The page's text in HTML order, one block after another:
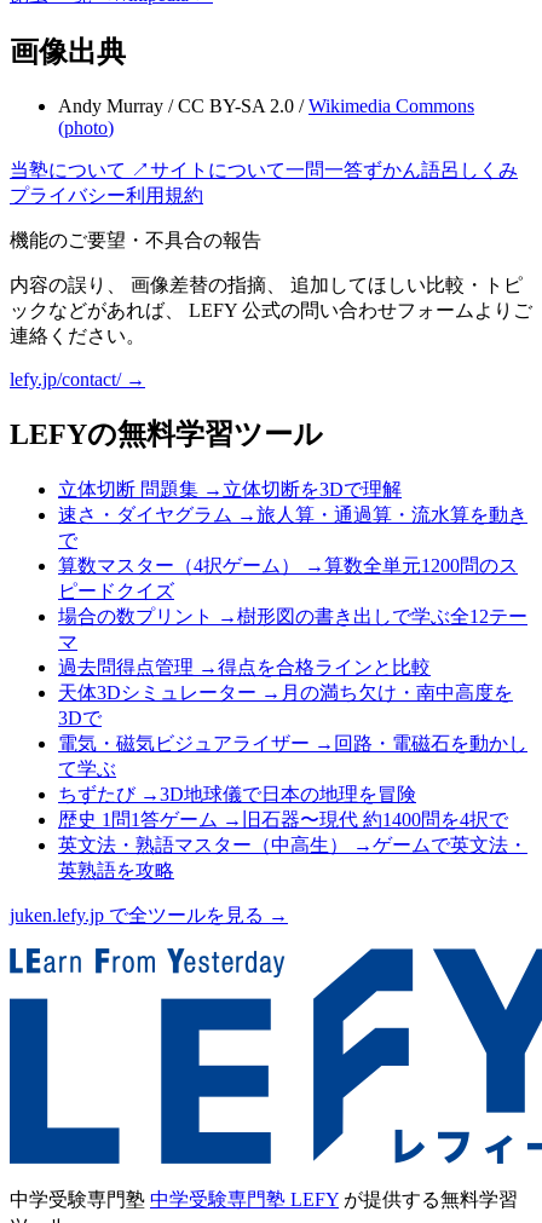
画像出典
Andy Murray /CC BY-SA 2.0 / Wikimedia Commons
(photo)
当塾について ↗サイトについて一問一答ずかん語呂 しくみ
プライバシー利用規約
機能のご要望・不具合の報告
内容の誤り、 画像差替の指摘、 追加してほしい比較・トピ
ックなどがあれば、 LEFY 公式の問い合わせフォームよりご
連絡ください。
lefy.jp/contact/ →
LEFYの無料学習ツール
立体切断 問題集 → 立体切断を3Dで理解
速さ・ダイヤグラム →旅人算・通過算・流水算を動き
で
算数マスター（4択ゲーム）
→算数全単元1200問のス
ピードクイズ
場合の数プリント
→樹形図の書き出しで学ぶ全12テー
マ
過去問得点管理 →得点を合格ラインと比較
天体3Dシミュレーター → 月の満ち欠け・南中高度を
3Dで
電気・磁気ビジュアライザー → 回路・電磁石を動かし
て学ぶ
ちずたび→3D地球儀で日本の地理を冒険
歴史 1問1答ゲーム → 旧石器〜現代 約1400問を4択で
英文法・熟語マスター（中高生）
→ゲームで英文法・
英熟語を攻略
juken.lefy.jp で全ツールを見る →
中学受験専門塾 中学受験専門塾 LEFY が提供する無料学習